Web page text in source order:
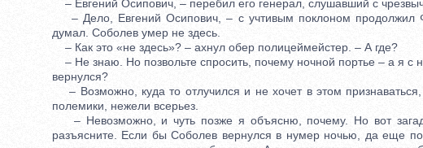
– Евгений Осипович, – перебил его генерал, слушавший с
– Дело, Евгений Осипович, – с учтивым поклоном продолжил
думал. Соболев умер не здесь.
– Как это «не здесь»? – ахнул обер полицеймейстер. – А где?
– Не знаю. Но позвольте спросить, почему ночной портье – а я с
вернулся?
– Возможно, куда то отлучился и не хочет в этом
полемики, нежели всерьез.
– Невозможно, и чуть позже я объясню, почему. Но вот
разъясните. Если бы Соболев вернулся в нумер ночью, да еще